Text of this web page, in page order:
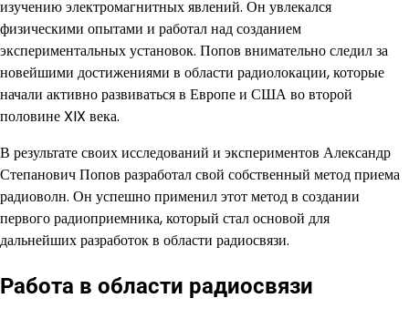
изучению электромагнитных явлений. Он увлекался
физическими опытами и работал над созданием
экспериментальных установок. Попов внимательно следил за
новейшими достижениями в области радиолокации, которые
начали активно развиваться в Европе и США во второй
половине XIX века.
В результате своих исследований и экспериментов Александр
Степанович Попов разработал свой собственный метод приема
радиоволн. Он успешно применил этот метод в создании
первого радиоприемника, который стал основой для
дальнейших разработок в области радиосвязи.
Работа в области радиосвязи